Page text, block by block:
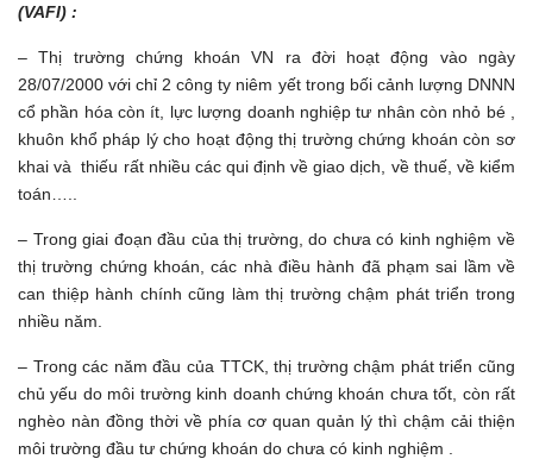
(VAFI) :
– Thị trường chứng khoán VN ra đời hoạt động vào ngày
28/07/2000 với chỉ 2 công ty niêm yết trong bối cảnh lượng DNNN
cổ phần hóa còn ít, lực lượng doanh nghiệp tư nhân còn nhỏ bé ,
khuôn khổ pháp lý cho hoạt động thị trường chứng khoán còn sơ
khai và thiếu rất nhiều các qui định về giao dịch, về thuế, về kiểm
toán…..
– Trong giai đoạn đầu của thị trường, do chưa có kinh nghiệm về
thị trường chứng khoán, các nhà điều hành đã phạm sai lầm về
can thiệp hành chính cũng làm thị trường chậm phát triển trong
nhiều năm.
– Trong các năm đầu của TTCK, thị trường chậm phát triển cũng
chủ yếu do môi trường kinh doanh chứng khoán chưa tốt, còn rất
nghèo nàn đồng thời về phía cơ quan quản lý thì chậm cải thiện
môi trường đầu tư chứng khoán do chưa có kinh nghiệm .